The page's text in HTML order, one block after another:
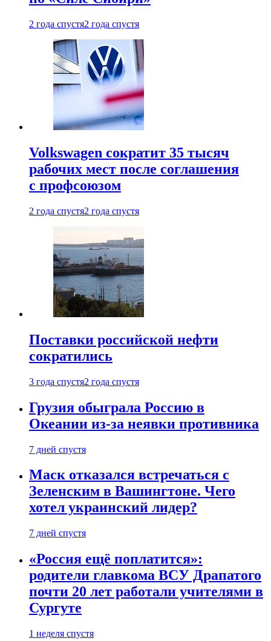
2 года спустя2 года спустя
Volkswagen сократит 35 тысяч
рабочих мест после соглашения
с профсоюзом
2 года спустя2 года спустя
Поставки российской нефти
сократились
3 года спустя2 года спустя
Грузия обыграла Россию в
Океании из-за неявки противника
7 дней спустя
Маск отказался встречаться с
Зеленским в Вашингтоне. Чего
хотел украинский лидер?
7 дней спустя
«Россия ещё поплатится»:
родители главкома ВСУ Драпатого
почти 20 лет работали учителями в
Сургуте
1 неделя спустя